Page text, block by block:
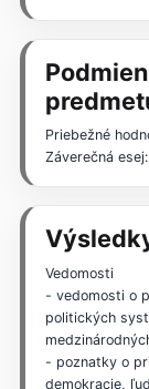
Priebežné
Záverečná
Vedomosti
- vedomosti o
politických
- poznatky o
demokracie,